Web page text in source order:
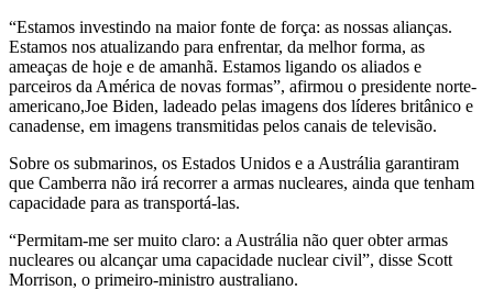
“Estamos investindo na maior fonte de força: as nossas alianças.
Estamos nos atualizando para enfrentar, da melhor forma, as
ameaças de hoje e de amanhã. Estamos ligando os aliados e
parceiros da América de novas formas”, afirmou o presidente norte-
americano,Joe Biden, ladeado pelas imagens dos líderes britânico e
canadense, em imagens transmitidas pelos canais de televisão.
Sobre os submarinos, os Estados Unidos e a Austrália garantiram
que Camberra não irá recorrer a armas nucleares, ainda que tenham
capacidade para as transportá-las.
“Permitam-me ser muito claro: a Austrália não quer obter armas
nucleares ou alcançar uma capacidade nuclear civil”, disse Scott
Morrison, o primeiro-ministro australiano.